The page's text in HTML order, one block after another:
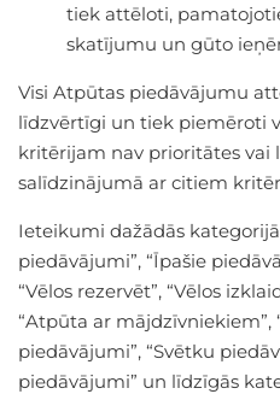
tiek attēloti,
skatījumu un gūto
Visi Atpūtas piedāvājumu
līdzvērtīgi un tiek piemēroti
kritērijam nav prioritātes vai
salīdzinājumā ar citiem
Ieteikumi dažādās
piedāvājumi”, “Īpašie
“Vēlos rezervēt”, “Vēlos
“Atpūta ar mājdzīvniekiem”,
piedāvājumi”, “Svētku
piedāvājumi” un līdzīgās